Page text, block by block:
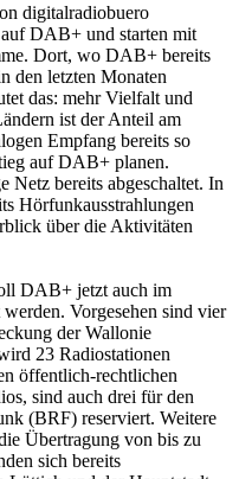
digitalradiobuero
DAB+ und starten mit
Dort, wo DAB+ bereits
den letzten Monaten
das: mehr Vielfalt und
ist der Anteil am
Empfang bereits so
auf DAB+ planen.
Netz bereits abgeschaltet. In
Hörfunkausstrahlungen
über die Aktivitäten
DAB+ jetzt auch im
Vorgesehen sind vier
der Wallonie
23 Radiostationen
öffentlich-rechtlichen
sind auch drei für den
(BRF) reserviert. Weitere
Übertragung von bis zu
sich bereits